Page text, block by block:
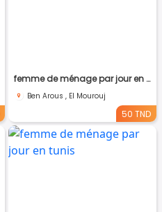
femme de ménage par jour en tunis
Ben Arous , El Mourouj
50 TND